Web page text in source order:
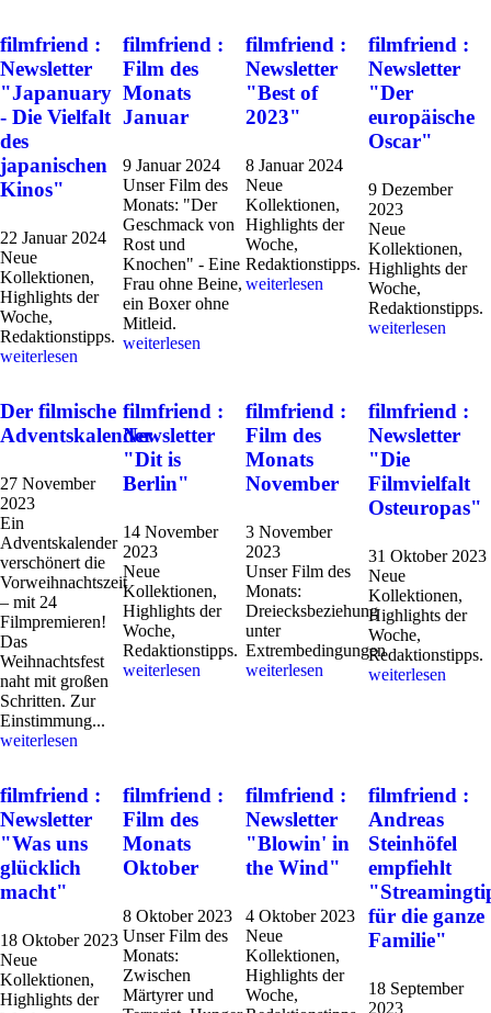
filmfriend :
Newsletter
"Japanuary
- Die Vielfalt
des
japanischen
Kinos"
22 Januar 2024
Neue
Kollektionen,
Highlights der
Woche,
Redaktionstipps.
weiterlesen
filmfriend :
Film des
Monats
Januar
9 Januar 2024
Unser Film des
Monats: "Der
Geschmack von
Rost und
Knochen" - Eine
Frau ohne Beine,
ein Boxer ohne
Mitleid.
weiterlesen
filmfriend :
Newsletter
"Best of
2023"
8 Januar 2024
Neue
Kollektionen,
Highlights der
Woche,
Redaktionstipps.
weiterlesen
filmfriend :
Newsletter
"Der
europäische
Oscar"
9 Dezember
2023
Neue
Kollektionen,
Highlights der
Woche,
Redaktionstipps.
weiterlesen
Der filmische
Adventskalender
27 November
2023
Ein
Adventskalender
verschönert die
Vorweihnachtszeit
– mit 24
Filmpremieren!
Das
Weihnachtsfest
naht mit großen
Schritten. Zur
Einstimmung...
weiterlesen
filmfriend :
Newsletter
"Dit is
Berlin"
14 November
2023
Neue
Kollektionen,
Highlights der
Woche,
Redaktionstipps.
weiterlesen
filmfriend :
Film des
Monats
November
3 November
2023
Unser Film des
Monats:
Dreiecksbeziehung
unter
Extrembedingungen
weiterlesen
filmfriend :
Newsletter
"Die
Filmvielfalt
Osteuropas"
31 Oktober 2023
Neue
Kollektionen,
Highlights der
Woche,
Redaktionstipps.
weiterlesen
filmfriend :
Newsletter
"Was uns
glücklich
macht"
18 Oktober 2023
Neue
Kollektionen,
Highlights der
filmfriend :
Film des
Monats
Oktober
8 Oktober 2023
Unser Film des
Monats:
Zwischen
Märtyrer und
filmfriend :
Newsletter
"Blowin' in
the Wind"
4 Oktober 2023
Neue
Kollektionen,
Highlights der
Woche,
filmfriend :
Andreas
Steinhöfel
empfiehlt
für die ganze
Familie"
18 September
2023